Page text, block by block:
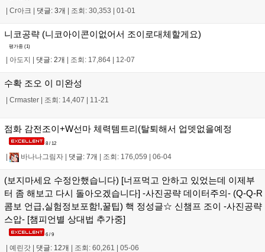
| Cr아크 | 댓글: 3개 | 조회: 30,353 | 01-01
니코공략 (니코아이콘이없어서 조이로대체할게요)
평가중 (1)
| 아도지 | 댓글: 2개 | 조회: 17,864 | 12-07
수확 조오 이 미완성
| Crmaster | 조회: 14,407 | 11-21
점화 감전조이+W선마 체력템트리(탈퇴해서 업뎃없을예정
8 / 12
바나나그림자 댓글: 7개 조회: 176,059 06-04
(보지마세요 수정안했습니다) [너프먹고 안하고 있었는데 이제부
터 좀 해보고 다시 돌아오겠습니다] -사진공략 데이터주의- (Q-Q-R
콤보 언급,실험정보포함!,꿀팁) 핵 정성글☆ 신챔프 조이 -사진공략
스압- [챔피언별 상대법 추가중]
6 / 9
| 예린갓 | 댓글: 12개 | 조회: 60,261 | 05-06